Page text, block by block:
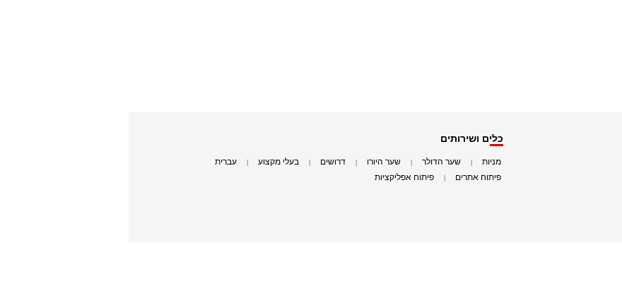
כלים ושירותים
מניות שער הדולר שער היורו דרושים בעלי מקצוע עברית
פיתוח אתרים פיתוח אפליקציות